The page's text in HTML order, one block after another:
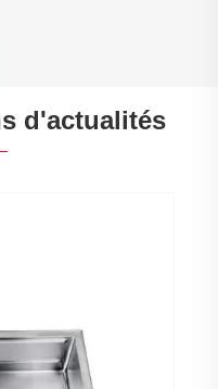
d'actualités